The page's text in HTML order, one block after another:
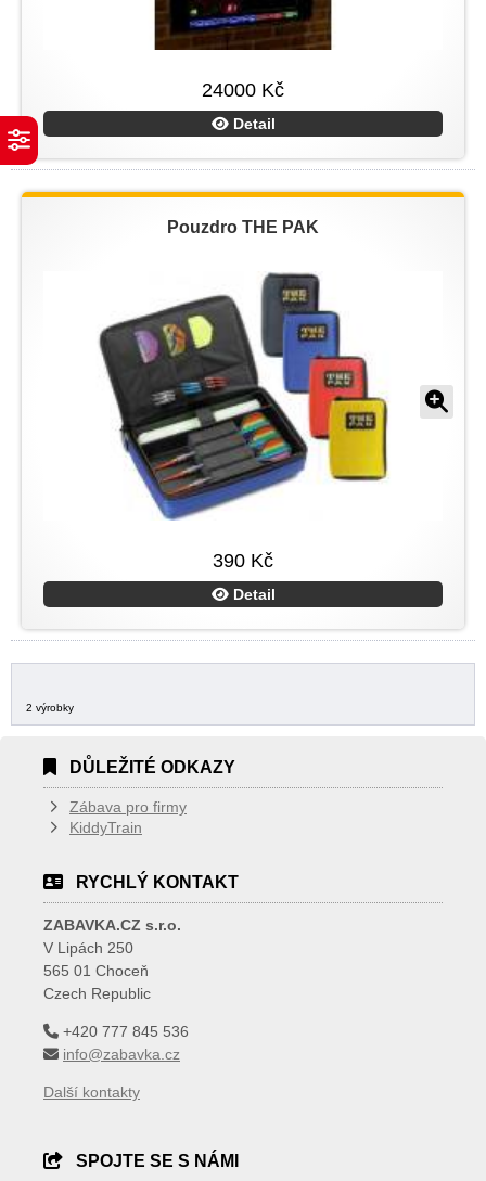
24000 Kč
Detail
Pouzdro THE PAK
390 Kč
Detail
2 výrobky
DŮLEŽITÉ ODKAZY
Zábava pro firmy
KiddyTrain
RYCHLÝ KONTAKT
ZABAVKA.CZ s.r.o.
V Lipách 250
565 01 Choceň
Czech Republic
+420 777 845 536
info@zabavka.cz
Další kontakty
SPOJTE SE S NÁMI